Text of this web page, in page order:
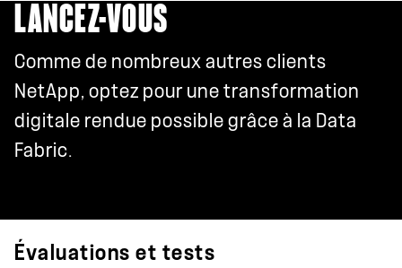
LANCEZ-VOUS
Comme de nombreux autres clients
NetApp, optez pour une transformation
digitale rendue possible grâce à la Data
Fabric.
Évaluations et tests